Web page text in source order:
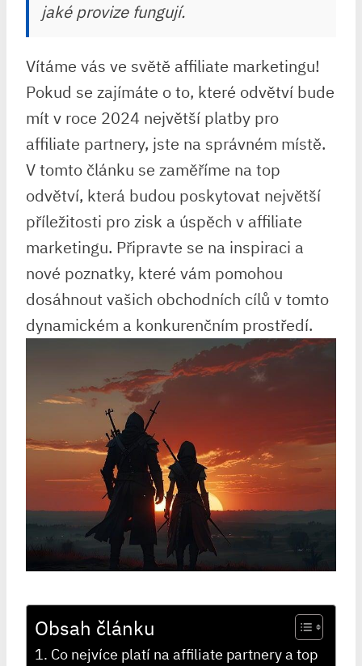
jaké provize fungují.
Vítáme vás ve světě affiliate marketingu!
Pokud se zajímáte o to, které odvětví bude
mít v roce 2024 největší platby pro
affiliate partnery, jste na správném místě.
V tomto článku se zaměříme na top
odvětví, která budou poskytovat největší
příležitosti pro zisk a úspěch v affiliate
marketingu. Připravte se na inspiraci a
nové poznatky, které vám pomohou
dosáhnout vašich obchodních cílů v tomto
dynamickém a konkurenčním prostředí.
Obsah článku
Co nejvíce platí na affiliate partnery a top